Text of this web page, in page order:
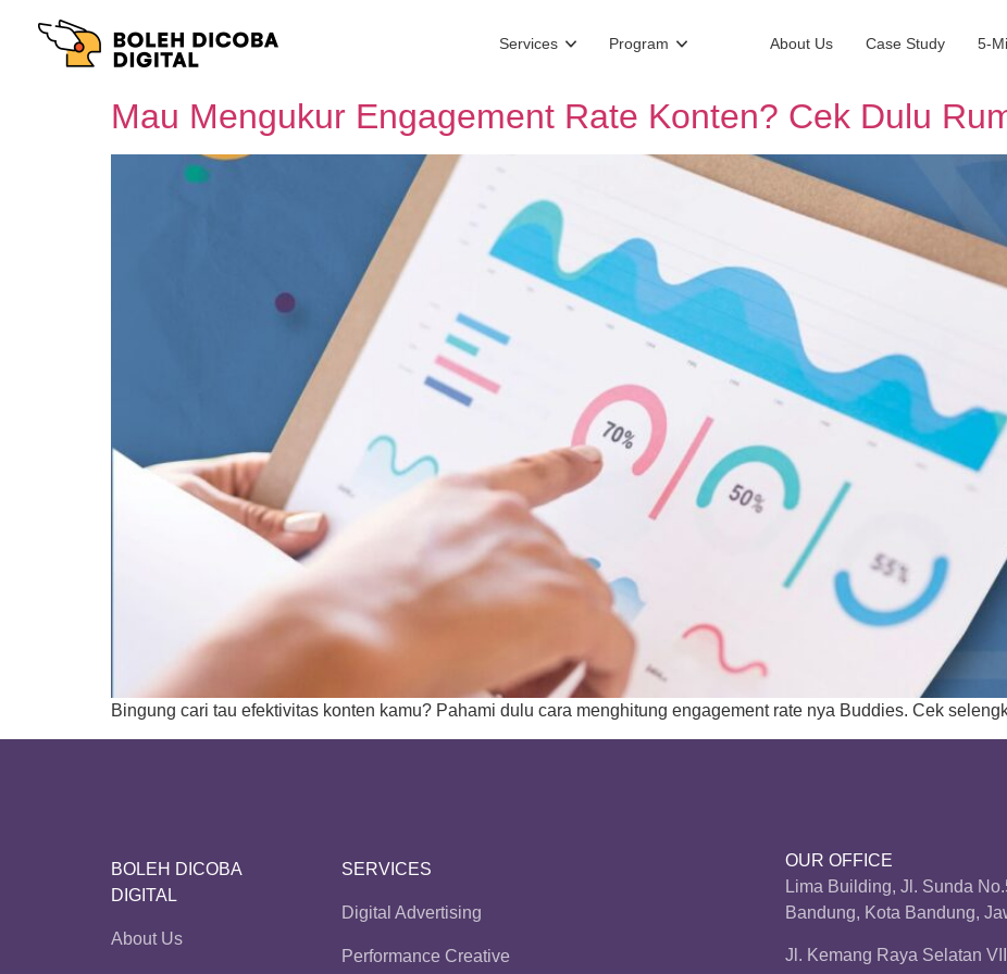
Services Program About Us Case Study 5-
Mau Mengukur Engagement Rate Konten? Cek Dulu
Bingung cari tau efektivitas konten kamu? Pahami dulu cara menghitung engagement rate nya Buddies. Cek
BOLEH DICOBA
DIGITAL
About Us
SERVICES
Digital Advertising
Performance Creative
OUR OFFICE
Lima Building, Jl. Sunda
Bandung, Kota Bandung,
Jl. Kemang Raya Selatan